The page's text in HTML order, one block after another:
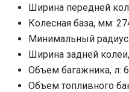
Ширина передней
Колесная база, мм:
Минимальный радиус
Ширина задней
Объем багажника, л:
Объем топливного